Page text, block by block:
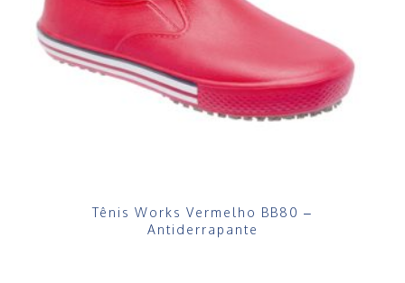
Tênis Works Vermelho BB80 –
Antiderrapante